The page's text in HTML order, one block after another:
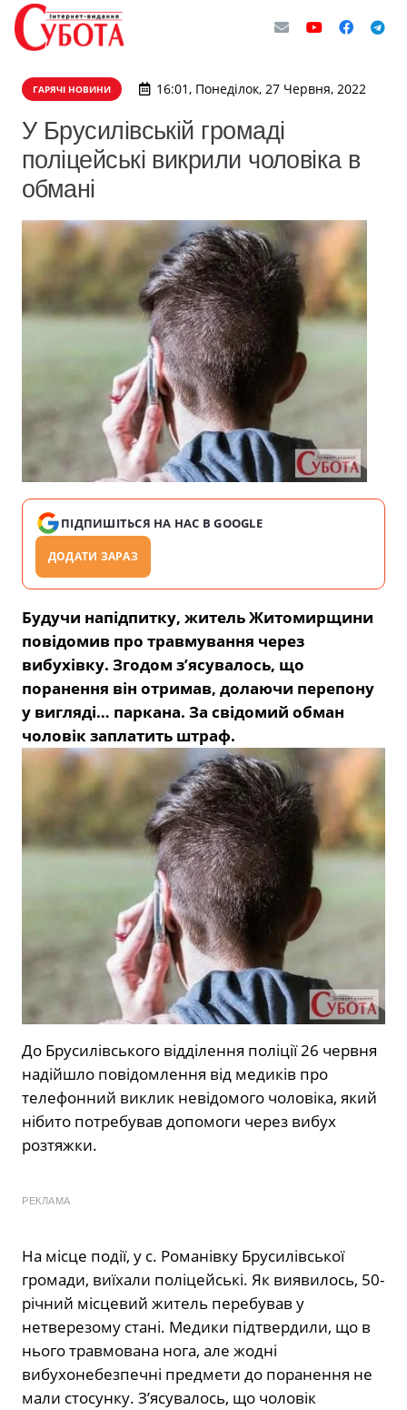
ГАРЯЧІ НОВИНИ 16:01, Понеділок, 27 Червня, 2022
У Брусилівській громаді
поліцейські викрили чоловіка в
обмані
ПІДПИШІТЬСЯ НА НАС В GOOGLE
ДОДАТИ ЗАРАЗ
Будучи напідпитку, житель Житомирщини
повідомив про травмування через
вибухівку. Згодом з’ясувалось, що
поранення він отримав, долаючи перепону
у вигляді… паркана. За свідомий обман
чоловік заплатить штраф.
До Брусилівського відділення поліції 26 червня
надійшло повідомлення від медиків про
телефонний виклик невідомого чоловіка, який
нібито потребував допомоги через вибух
розтяжки.
РЕКЛАМА
На місце події, у с. Романівку Брусилівської
громади, виїхали поліцейські. Як виявилось, 50-
річний місцевий житель перебував у
нетверезому стані. Медики підтвердили, що в
нього травмована нога, але жодні
вибухонебезпечні предмети до поранення не
мали стосунку. З’ясувалось, що чоловік